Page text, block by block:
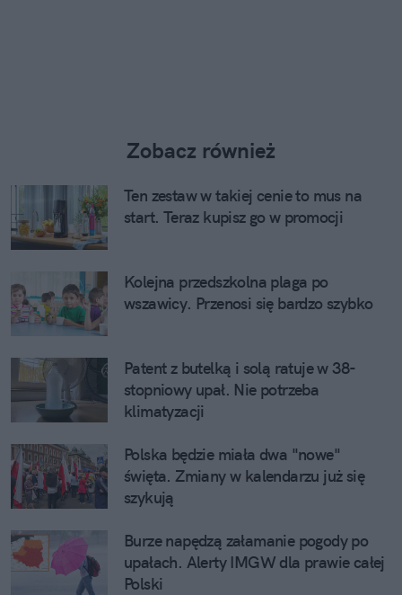
Zobacz również
Ten zestaw w takiej cenie to mus na
start. Teraz kupisz go w promocji
Kolejna przedszkolna plaga po
wszawicy. Przenosi się bardzo szybko
Patent z butelką i solą ratuje w 38-
stopniowy upał. Nie potrzeba
klimatyzacji
Polska będzie miała dwa "nowe"
święta. Zmiany w kalendarzu już się
szykują
Burze napędzą załamanie pogody po
upałach. Alerty IMGW dla prawie całej
Polski